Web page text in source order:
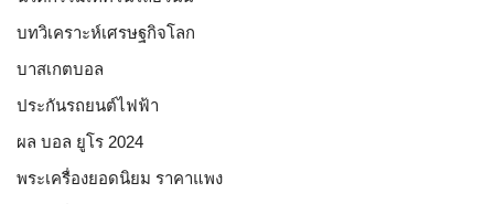
บทวิเคราะห์เศรษฐกิจโลก
บาสเกตบอล
ประกันรถยนต์ไฟฟ้า
ผล บอล ยูโร 2024
พระเครื่องยอดนิยม ราคาแพง